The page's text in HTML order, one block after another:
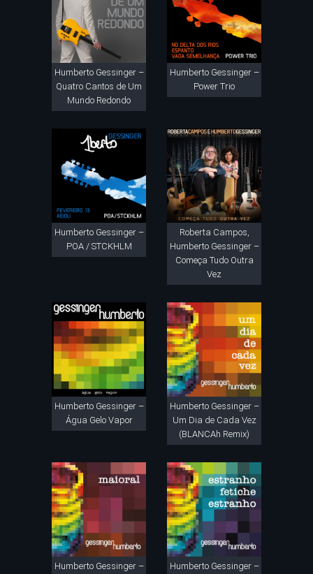
Humberto Gessinger –
Quatro Cantos de Um
Mundo Redondo
Humberto Gessinger –
Power Trio
Humberto Gessinger –
POA / STCKHLM
Roberta Campos,
Humberto Gessinger –
Começa Tudo Outra
Vez
Humberto Gessinger –
Água Gelo Vapor
Humberto Gessinger –
Um Dia de Cada Vez
(BLANCAh Remix)
Humberto Gessinger –
Humberto Gessinger –